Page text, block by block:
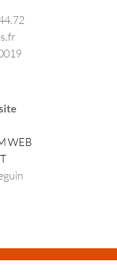
WEB